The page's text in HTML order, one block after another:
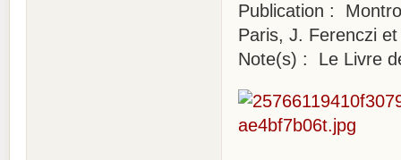
Publication :
Paris, J. Ferenczi
Note(s) : Le Livre